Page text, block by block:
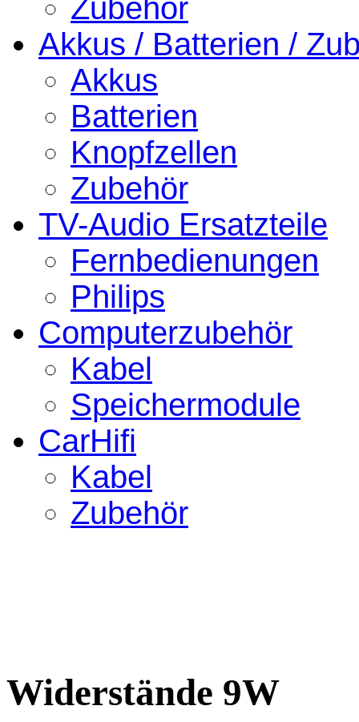
Zubehör
Akkus / Batterien /
Akkus
Batterien
Knopfzellen
Zubehör
TV-Audio Ersatzteile
Fernbedienungen
Philips
Computerzubehör
Kabel
Speichermodule
CarHifi
Kabel
Zubehör
Widerstände 9W